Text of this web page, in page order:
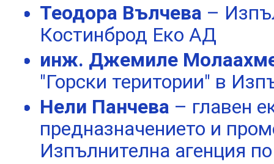
Теодора Вълчева –
Костинброд Еко АД
инж. Джемиле
"Горски територии" в
Нели Панчева – главен
предназначението и
Изпълнителна агенция